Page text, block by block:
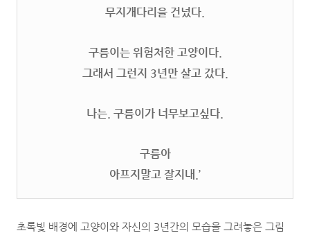
무지개다리을 건넜다.
구름이는 위험처한 고양이다.
그래서 그런지 3년만 살고 갔다.
나는. 구름이가 너무보고싶다.
구름아
아프지말고 잘지내.’
초록빛 배경에 고양이와 자신의 3년간의 모습을 그려놓은 그림